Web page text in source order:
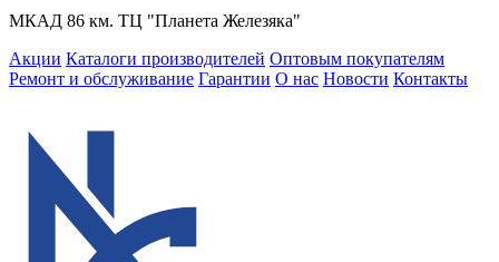
МКАД 86 км. ТЦ "Планета Железяка"
Акции Каталоги производителей Оптовым покупателям
Ремонт и обслуживание Гарантии О нас Новости Контакты